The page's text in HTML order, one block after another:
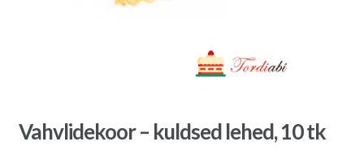
Vahvlidekoor – kuldsed lehed, 10 tk